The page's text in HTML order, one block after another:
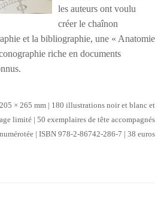
les auteurs ont voulu
créer le chaînon
et la bibliographie, une « Anatomie
riche en documents
× 265 mm | 180 illustrations noir et blanc et
limité | 50 exemplaires de tête accompagnés
| ISBN 978-2-86742-286-7 | 38 euros